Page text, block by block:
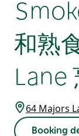
和熟
Lane
64 Majors
Booking